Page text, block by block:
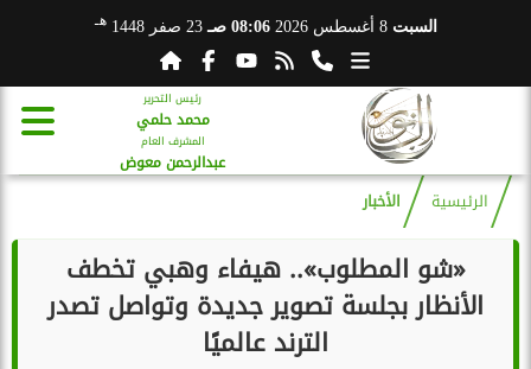
السبت 8 أغسطس 2026 08:06 صـ 23 صفر 1448 هـ
رئيس التحرير
محمد حلمي
المشرف العام
عبدالرحمن معوض
الرئيسية الأخبار
«شو المطلوب».. هيفاء وهبي تخطف
الأنظار بجلسة تصوير جديدة وتواصل تصدر
الترند عالميًا